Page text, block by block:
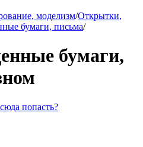
моделизм/Открытки,
бумаги, письма/
бумаги,
попасть?